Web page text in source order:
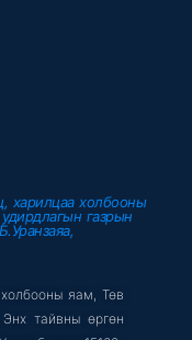
харилцаа холбооны
газрын
яам, Төв
тайвны өргөн